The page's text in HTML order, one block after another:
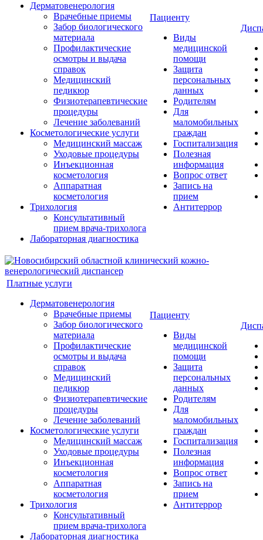
Дерматовенерология
Врачебные приемы
Забор биологического
материала
Профилактические
осмотры и выдача
справок
Медицинский
педикюр
Физиотерапевтические
процедуры
Лечение заболеваний
Косметологические услуги
Медицинский массаж
Уходовые процедуры
Инъекционная
косметология
Аппаратная
косметология
Трихология
Консультативный
прием врача-трихолога
Лабораторная диагностика
Пациенту
Виды
медицинской
помощи
Защита
персональных
данных
Родителям
Для
маломобильных
граждан
Госпитализация
Полезная
информация
Вопрос ответ
Запись на
прием
Антитеррор
Платные услуги
Дерматовенерология
Врачебные приемы
Забор биологического
материала
Профилактические
осмотры и выдача
справок
Медицинский
педикюр
Физиотерапевтические
процедуры
Лечение заболеваний
Косметологические услуги
Медицинский массаж
Уходовые процедуры
Инъекционная
косметология
Аппаратная
косметология
Трихология
Консультативный
прием врача-трихолога
Лабораторная диагностика
Пациенту
Виды
медицинской
помощи
Защита
персональных
данных
Родителям
Для
маломобильных
граждан
Госпитализация
Полезная
информация
Вопрос ответ
Запись на
прием
Антитеррор